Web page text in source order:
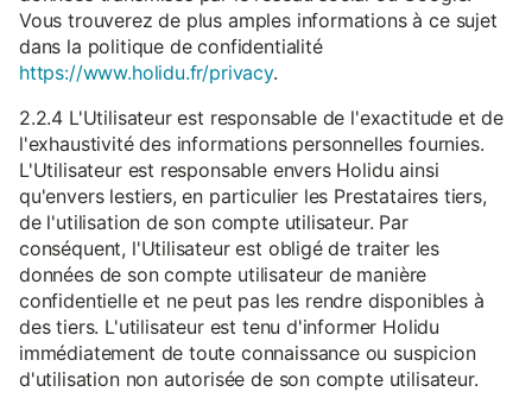
Vous trouverez de plus amples informations à ce sujet
dans la politique de confidentialité
https://www.holidu.fr/privacy.
2.2.4 L'Utilisateur est responsable de l'exactitude et de
l'exhaustivité des informations personnelles fournies.
L'Utilisateur est responsable envers Holidu ainsi
qu'envers lestiers, en particulier les Prestataires tiers,
de l'utilisation de son compte utilisateur. Par
conséquent, l'Utilisateur est obligé de traiter les
données de son compte utilisateur de manière
confidentielle et ne peut pas les rendre disponibles à
des tiers. L'utilisateur est tenu d'informer Holidu
immédiatement de toute connaissance ou suspicion
d'utilisation non autorisée de son compte utilisateur.